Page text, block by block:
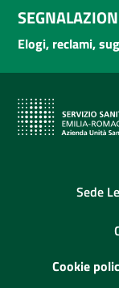
Elogi, reclami,
Sede
Cookie